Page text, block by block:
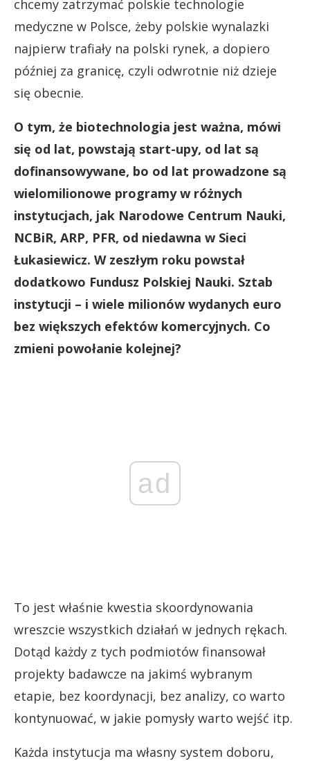
chcemy zatrzymać polskie technologie
medyczne w Polsce, żeby polskie wynalazki
najpierw trafiały na polski rynek, a dopiero
później za granicę, czyli odwrotnie niż dzieje
się obecnie.
O tym, że biotechnologia jest ważna, mówi
się od lat, powstają start-upy, od lat są
dofinansowywane, bo od lat prowadzone są
wielomilionowe programy w różnych
instytucjach, jak Narodowe Centrum Nauki,
NCBiR, ARP, PFR, od niedawna w Sieci
Łukasiewicz. W zeszłym roku powstał
dodatkowo Fundusz Polskiej Nauki. Sztab
instytucji – i wiele milionów wydanych euro
bez większych efektów komercyjnych. Co
zmieni powołanie kolejnej?
ad
To jest właśnie kwestia skoordynowania
wreszcie wszystkich działań w jednych rękach.
Dotąd każdy z tych podmiotów finansował
projekty badawcze na jakimś wybranym
etapie, bez koordynacji, bez analizy, co warto
kontynuować, w jakie pomysły warto wejść itp.
Każda instytucja ma własny system doboru,